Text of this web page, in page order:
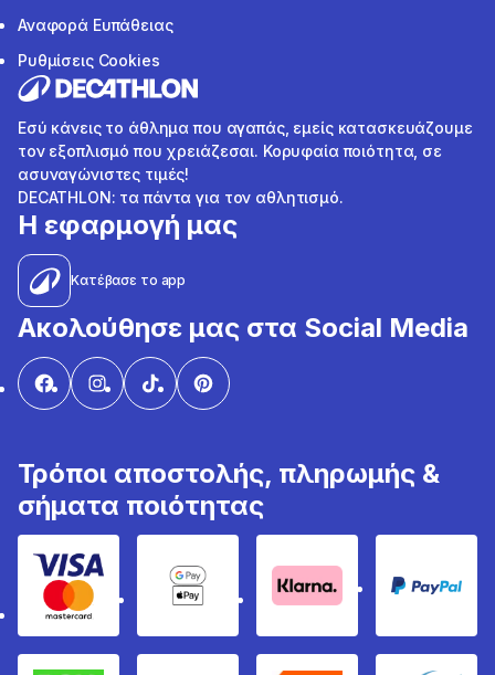
Αναφορά Ευπάθειας
Ρυθμίσεις Cookies
Εσύ κάνεις το άθλημα που αγαπάς, εμείς κατασκευάζουμε
τον εξοπλισμό που χρειάζεσαι. Κορυφαία ποιότητα, σε
ασυναγώνιστες τιμές!
DECATHLON: τα πάντα για τον αθλητισμό.
Η εφαρμογή μας
Κατέβασε το app
Ακολούθησε μας στα Social Media
Τρόποι αποστολής, πληρωμής &
σήματα ποιότητας
Visa & MastercardGoogle Pay & Apple Pay
Klarna PayPal